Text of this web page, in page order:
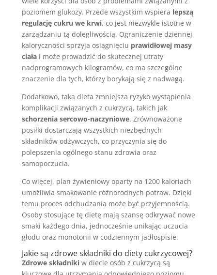
poziomem glukozy. Przede wszystkim wspiera lepszą
regulację cukru we krwi, co jest niezwykle istotne w
zarządzaniu tą dolegliwością. Ograniczenie dziennej
kaloryczności sprzyja osiągnięciu prawidłowej masy
ciałai może prowadzić do skutecznej utraty
nadprogramowych kilogramów, co ma szczególne
znaczenie dla tych, którzy borykają się z nadwagą.
Dodatkowo, taka dieta zmniejsza ryzyko wystąpienia
komplikacji związanych z cukrzycą, takich jak
schorzenia sercowo-naczyniowe. Zrównoważone
posiłki dostarczają wszystkich niezbędnych
składników odżywczych, co przyczynia się do
polepszenia ogólnego stanu zdrowia oraz
samopoczucia.
Co więcej, plan żywieniowy oparty na 1200 kaloriach
umożliwia smakowanie różnorodnych potraw. Dzięki
temu proces odchudzania może być przyjemnością.
Osoby stosujące tę dietę mają szansę odkrywać nowe
smaki każdego dnia, jednocześnie unikając uczucia
głodu oraz monotonii w codziennym jadłospisie.
Jakie są zdrowe składniki do diety cukrzycowej?
Zdrowe składnikiw diecie osób z cukrzycą są